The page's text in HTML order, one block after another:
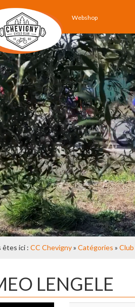
Webshop
êtes ici : CC Chevigny» Catégories » Club
LENGELE